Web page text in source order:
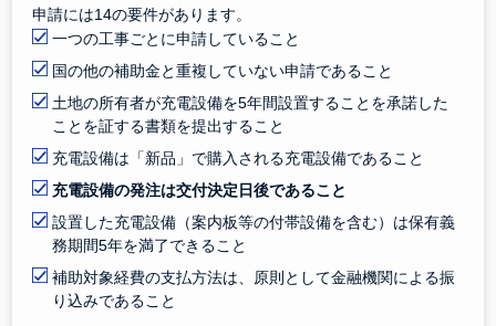
申請には14の要件があります。
一つの工事ごとに申請していること
国の他の補助金と重複していない申請であること
土地の所有者が充電設備を5年間設置することを承諾した
ことを証する書類を提出すること
充電設備は「新品」で購入される充電設備であること
充電設備の発注は交付決定日後であること
設置した充電設備（案内板等の付帯設備を含む）は保有義
務期間5年を満了できること
補助対象経費の支払方法は、原則として金融機関による振
り込みであること